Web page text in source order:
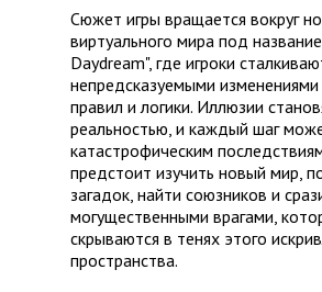
Сюжет игры вращается вокруг
виртуального мира под
Daydream", где игроки
непредсказуемыми
правил и логики. Иллюзии
реальностью, и каждый шаг
катастрофическим
предстоит изучить новый мир,
загадок, найти союзников и
могущественными врагами,
скрываются в тенях этого
пространства.